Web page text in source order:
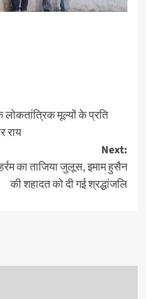
लोकतांत्रिक मूल्यों के प्रति
राय
Next:
का ताजिया जुलूस, इमाम हुसैन
की शहादत को दी गई श्रद्धांजलि